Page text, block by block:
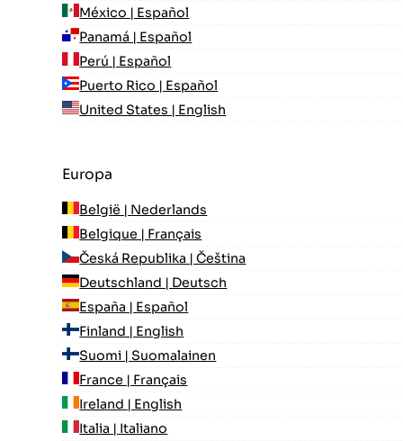
México | Español
Panamá | Español
Perú | Español
Puerto Rico | Español
United States | English
Europa
België | Nederlands
Belgique | Français
Česká Republika | Čeština
Deutschland | Deutsch
España | Español
Finland | English
Suomi | Suomalainen
France | Français
Ireland | English
Italia | Italiano